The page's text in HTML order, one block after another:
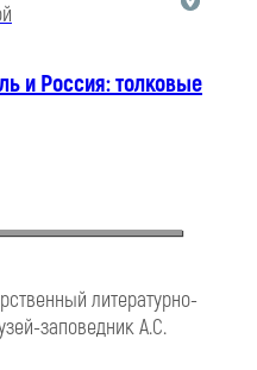
и Россия: толковые
литературно-
заповедник А.С.